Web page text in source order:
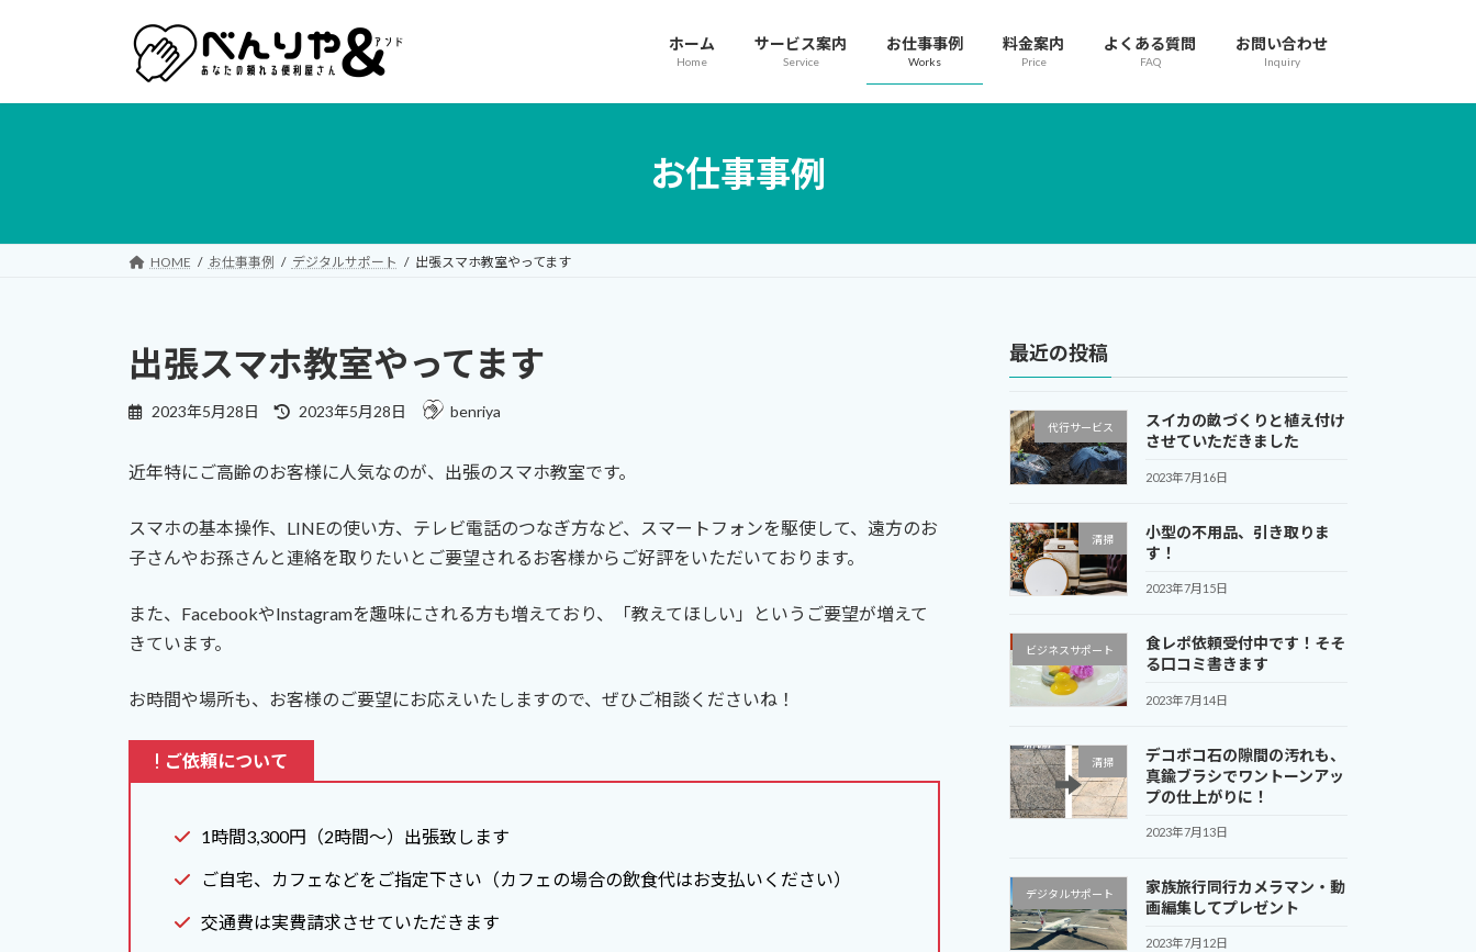
プ
動
ホーム
Home
サービス案内
Service
お仕事事例
Works
料金案内
Price
よくある質問
FAQ
お問い合わせ
Inquiry
お仕事事例
HOME お仕事事例 デジタルサポート 出張スマホ教室やってます
出張スマホ教室やってます
2023年5月28日
最
新
:
2023年5月28日 benriya
近年特にご高齢のお客様に人気なのが、出張のスマホ教室です。
スマホの基本操作、LINEの使い方、テレビ電話のつなぎ方など、スマートフォンを駆使して、遠方のお
子さんやお孫さんと連絡を取りたいとご要望されるお客様からご好評をいただいております。
また、FacebookやInstagramを趣味にされる方も増えており、「教えてほしい」というご要望が増えて
きています。
お時間や場所も、お客様のご要望にお応えいたしますので、ぜひご相談くださいね！
ご依頼について
1時間3,300円（2時間～）出張致します
ご自宅、カフェなどをご指定下さい（カフェの場合の飲食代はお支払いください）
交通費は実費請求させていただきます
最近の投稿
代行サービス
スイカの畝づくりと植え付け
させていただきました
2023年7月16日
清掃
小型の不用品、引き取りま
す！
2023年7月15日
ビジネスサポート
食レポ依頼受付中です！そそ
る口コミ書きます
2023年7月14日
清掃
デコボコ石の隙間の汚れも、
真鍮ブラシでワントーンアッ
プの仕上がりに！
2023年7月13日
デジタルサポート
家族旅行同行カメラマン・動
画編集してプレゼント
2023年7月12日